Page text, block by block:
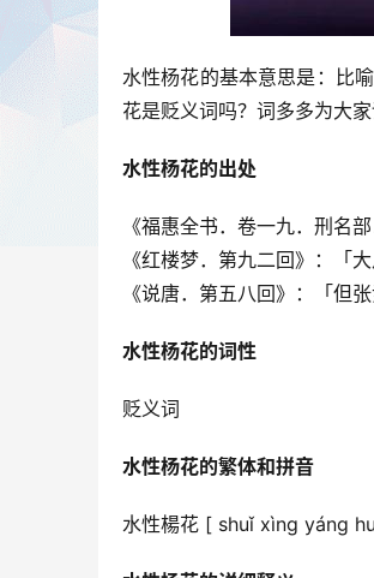
水性杨花的基本意思是：比
花是贬义词吗？词多多为大家
水性杨花的出处
《福惠全书．卷一九．刑名
《红楼梦．第九二回》：「
《说唐．第五八回》：「但
水性杨花的词性
贬义词
水性杨花的繁体和拼音
水性楊花 [ shuǐ xìng yáng